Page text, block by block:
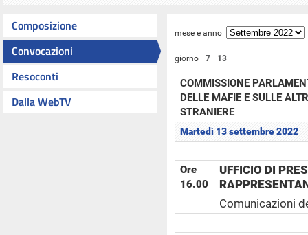
Composizione
Convocazioni
Resoconti
Dalla WebTV
mese e anno
giorno 7 13
COMMISSIONE
DELLE MAFIE E SULLE
STRANIERE
Martedì 13 settembre 2022
Ore
16.00
UFFICIO DI
Comunicazioni